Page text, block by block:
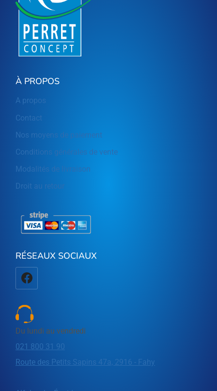
À PROPOS
A propos
Contact
Nos moyens de paiement
Conditions générales de vente
Modalités de livraison
Droit au retour
RÉSEAUX SOCIAUX
Du lundi au vendredi
021 800 31 90
Route des Petits Sapins 47a, 2916 - Fahy